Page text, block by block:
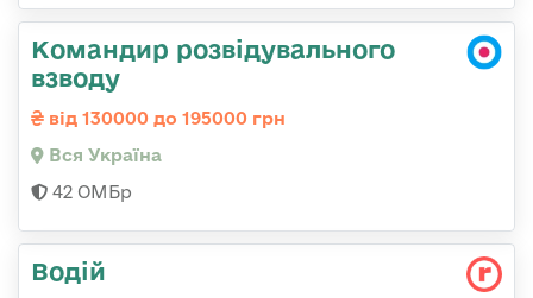
Командир розвідувального
взводу
від 130000 до 195000 грн
Вся Україна
42 ОМБр
Водій